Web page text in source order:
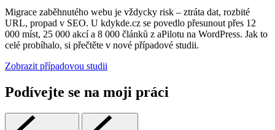
Migrace zaběhnutého webu je vždycky risk – ztráta dat, rozbité
URL, propad v SEO. U kdykde.cz se povedlo přesunout přes 12
000 míst, 25 000 akcí a 8 000 článků z aPilotu na WordPress. Jak to
celé probíhalo, si přečtěte v nové případové studii.
Zobrazit případovou studii
Podívejte se na moji práci